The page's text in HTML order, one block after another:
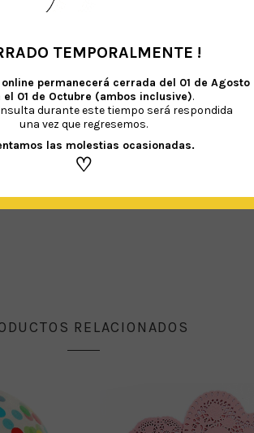
ASFIXIA EN LOS NIÑOS MENORES DE 8 AÑOS.
Es
Recomendamos mantener los globos sin hinchar
RELACIONADOS
TEMPORALMENTE !
permanecerá cerrada del 01 de Agosto
el 01 de Octubre (ambos inclusive).
durante este tiempo será respondida
una vez que regresemos.
las molestias ocasionadas.
♡